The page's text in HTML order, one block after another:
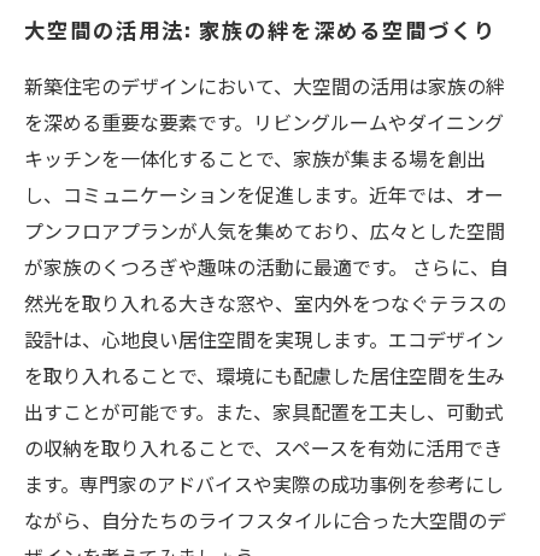
大空間の活用法: 家族の絆を深める空間づくり
新築住宅のデザインにおいて、大空間の活用は家族の絆
を深める重要な要素です。リビングルームやダイニング
キッチンを一体化することで、家族が集まる場を創出
し、コミュニケーションを促進します。近年では、オー
プンフロアプランが人気を集めており、広々とした空間
が家族のくつろぎや趣味の活動に最適です。 さらに、自
然光を取り入れる大きな窓や、室内外をつなぐテラスの
設計は、心地良い居住空間を実現します。エコデザイン
を取り入れることで、環境にも配慮した居住空間を生み
出すことが可能です。また、家具配置を工夫し、可動式
の収納を取り入れることで、スペースを有効に活用でき
ます。専門家のアドバイスや実際の成功事例を参考にし
ながら、自分たちのライフスタイルに合った大空間のデ